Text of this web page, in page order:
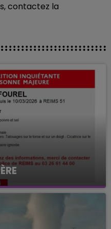
contactez la
signé de vie depuis 5
recherches pour le